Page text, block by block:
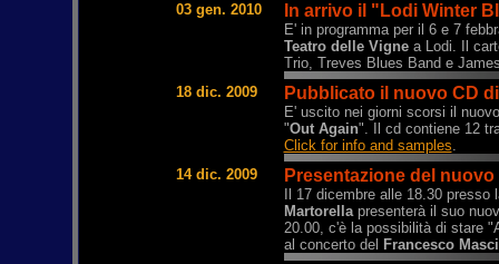
03 gen. 2010
In arrivo il "Lodi Winter
E' in programma per il 6 e 7
Teatro delle Vignea Lodi. Il
Trio, Treves Blues Band e
18 dic. 2009
Pubblicato il nuovo CD
E' uscito nei giorni scorsi il
"Out Again". Il cd contiene 12
Click for info and samples.
14 dic. 2009
Presentazione del
Il 17 dicembre alle 18.30
Martorellapresenterà il suo
20.00, c'è la possibilità di stare
al concerto del Francesco